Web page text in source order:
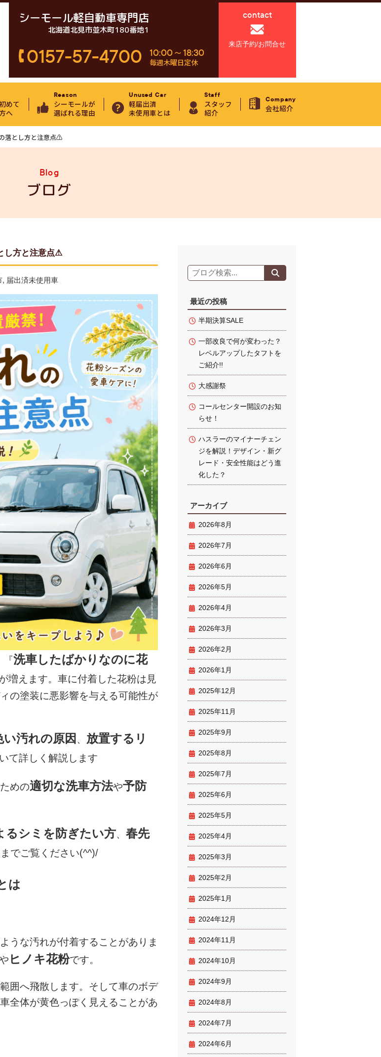
シーモール軽自動車専門店
北海道北見市並木町180番地1
0157-57-4700
10:00～18:30
毎週木曜日定休
contact
来店予約/お問合せ
めて
へ
Reason
シーモールが
選ばれる理由
Unused Car
軽届出済
未使用車とは
Staff
スタッフ
紹介
Company
会社紹介
落とし方と注意点⚠
Blog
ブログ
し方と注意点⚠
, 届出済未使用車
『洗車したばかりなのに花
増えます。車に付着した花粉は見
の塗装に悪影響を与える可能性が
い汚れの原因 、 放置するリ
て詳しく解説します
めの適切な洗車方法や予防
るシミを防ぎたい方、 春先
でご覧ください(^^)/
は
うな汚れが付着することがありま
ヒノキ花粉です。
囲へ飛散します。そして車のボデ
全体が黄色っぽく見えることがあ
最近の投稿
半期決算SALE
一部改良で何が変わった？
レベルアップしたタフトを
ご紹介!!
大感謝祭
コールセンター開設のお知
らせ！
ハスラーのマイナーチェン
ジを解説！デザイン・新グ
レード・安全性能はどう進
化した？
アーカイブ
2026年8月
2026年7月
2026年6月
2026年5月
2026年4月
2026年3月
2026年2月
2026年1月
2025年12月
2025年11月
2025年9月
2025年8月
2025年7月
2025年6月
2025年5月
2025年4月
2025年3月
2025年2月
2025年1月
2024年12月
2024年11月
2024年10月
2024年9月
2024年8月
2024年7月
2024年6月